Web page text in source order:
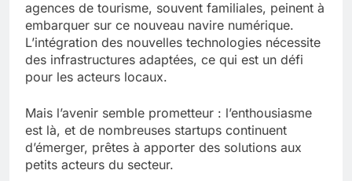
agences de tourisme, souvent familiales, peinent à
embarquer sur ce nouveau navire numérique.
L’intégration des nouvelles technologies nécessite
des infrastructures adaptées, ce qui est un défi
pour les acteurs locaux.
Mais l’avenir semble prometteur : l’enthousiasme
est là, et de nombreuses startups continuent
d’émerger, prêtes à apporter des solutions aux
petits acteurs du secteur.